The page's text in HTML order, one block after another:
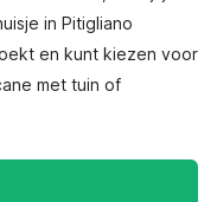
in Pitigliano
en kunt kiezen voor
met tuin of